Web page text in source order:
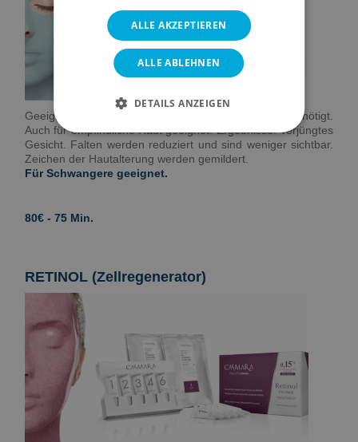
Geeignet für reife Haut, die eine tiefe Straffung benötigt.
Auch für empfindliche Haut geeignet. Ergebnisse: Verjüngtes
Gesicht. Falten werden reduziert und sind weniger sichtbar.
Zeichen der Hautalterung werden gemildert.
Für Schwangere geeignet.
80€ - 75 Min.
RETINOL (Zellregenerator)
ALLE AKZEPTIEREN
ALLE ABLEHNEN
DETAILS ANZEIGEN